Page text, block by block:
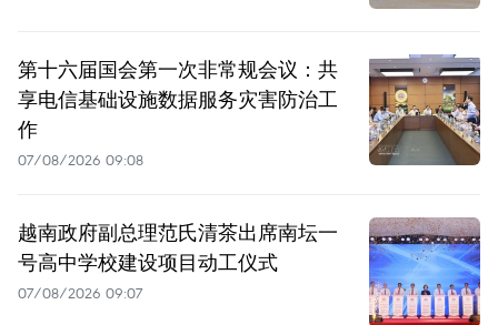
第十六届国会第一次非常规会议：共
享电信基础设施数据服务灾害防治工
作
07/08/2026 09:08
越南政府副总理范氏清茶出席南坛一
号高中学校建设项目动工仪式
07/08/2026 09:07